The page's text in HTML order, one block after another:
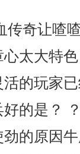
奇让喳
太大特
的玩家
的是？
的原因